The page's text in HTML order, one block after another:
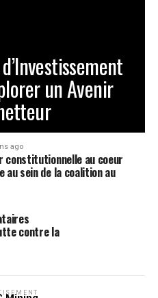
un Avenir
ago
constitutionnelle au coeur
au sein de la coalition au
contre la